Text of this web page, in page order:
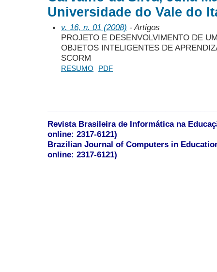
Universidade do Vale do
v. 16, n. 01 (2008) - Artigos
PROJETO E DESENVOLVIMENTO DE
OBJETOS INTELIGENTES DE
SCORM
RESUMO PDF
Revista Brasileira de Informática na
online: 2317-6121)
Brazilian Journal of Computers in
online: 2317-6121)